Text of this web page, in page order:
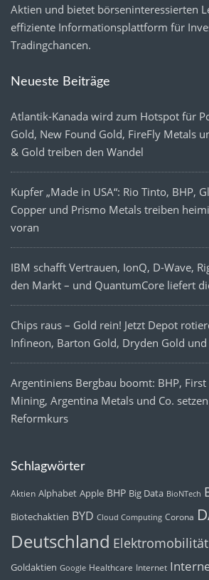
Aktien und bietet börseninteressierten
effiziente Informationsplattform für
Tradingchancen.
Neueste Beiträge
Atlantik-Kanada wird zum Hotspot für
Gold, New Found Gold, FireFly Metals
& Gold treiben den Wandel
Kupfer „Made in USA“: Rio Tinto, BHP,
Copper und Prismo Metals treiben
voran
IBM schafft Vertrauen, IonQ, D-Wave,
den Markt – und QuantumCore liefert
Chips raus – Gold rein! Jetzt Depot
Infineon, Barton Gold, Dryden Gold und
Argentiniens Bergbau boomt: BHP,
Mining, Argentina Metals und Co.
Reformkurs
Schlagwörter
Aktien Alphabet Apple BHP Big Data BioNTech
Biotechaktien BYD Cloud Computing Corona
Deutschland Elektromobilität
Goldaktien Google Healthcare Internet